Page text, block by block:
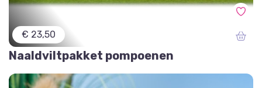
€ 23,50
Naaldviltpakket pompoenen